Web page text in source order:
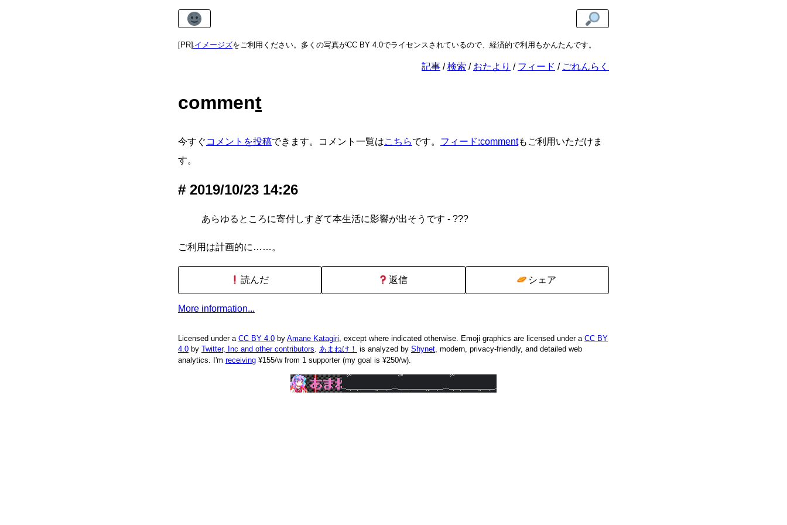
[PR]
アマネイメージズをご利用ください。多くの写真がCC BY 4.0でライセンスされているので、経済的で利用もかんたんです。
記事 検索 おたより フィード ごれんらく
comment
今すぐコメントを投稿できます。コメント一覧はこちらです。 フィード:commentもご利用いただけま
す。
2019/10/23 14:26
あらゆるところに寄付しすぎて本生活に影響が出そうです - ???
ご利用は計画的に……。
読んだ 返信 シェア
More information...
Licensed under a CC BY 4.0 by Amane Katagiri, except where indicated otherwise. Emoji graphics are licensed under a CC BY
4.0 by Twitter, Inc and other contributors. あまねけ！ is analyzed by Shynet, modern, privacy-friendly, and detailed web
analytics. I'm receiving ¥155/w from 1 supporter (my goal is ¥250/w).